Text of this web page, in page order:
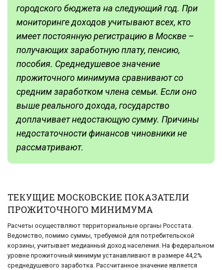
городского бюджета на следующий год. При
мониторинге доходов учитывают всех, кто
имеет постоянную регистрацию в Москве –
получающих заработную плату, пенсию,
пособия. Среднедушевое значение
прожиточного минимума сравнивают со
средним заработком члена семьи. Если оно
выше реального дохода, государство
доплачивает недостающую сумму. Причины
недостаточности финансов чиновники не
рассматривают.
ТЕКУЩИЕ МОСКОВСКИЕ ПОКАЗАТЕЛИ
ПРОЖИТОЧНОГО МИНИМУМА
Расчеты осуществляют территориальные органы Росстата.
Ведомство, помимо суммы, требуемой для потребительской
корзины, учитывает медианный доход населения. На федеральном
уровне прожиточный минимум устанавливают в размере 44,2%
среднедушевого заработка. Рассчитанное значение является